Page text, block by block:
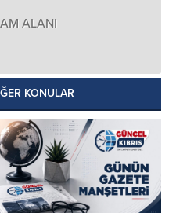
ALANI
KONULAR